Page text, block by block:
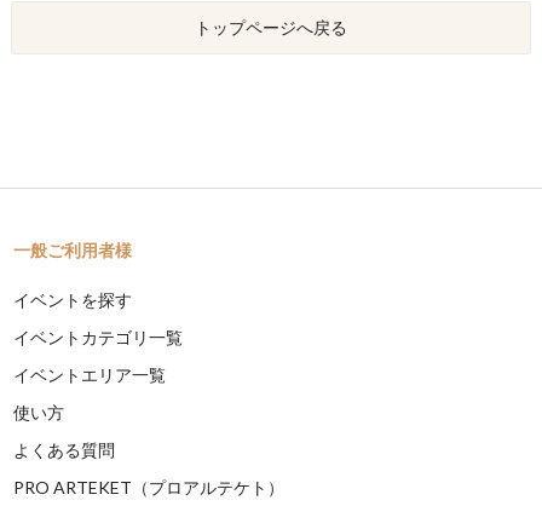
トップページへ戻る
一般ご利用者様
イベントを探す
イベントカテゴリ一覧
イベントエリア一覧
使い方
よくある質問
PRO ARTEKET（プロアルテケト）